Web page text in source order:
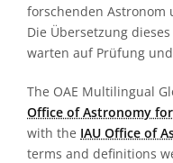
forschenden
Die Übersetzung
warten auf Prüfung
The OAE Multilingual
Office of Astronomy for
with the IAU Office of
terms and definitions